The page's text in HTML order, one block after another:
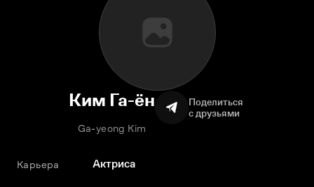
Ким Га-ён
Ga-yeong Kim
Поделиться
с друзьями
Карьера Актриса